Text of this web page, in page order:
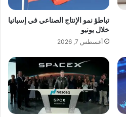
تباطؤ نمو الإنتاج الصناعي في إسبانيا
خلال يونيو
أغسطس 7, 2026